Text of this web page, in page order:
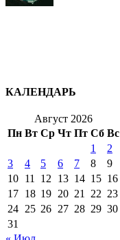
КАЛЕНДАРЬ
Август 2026
Пн Вт Ср Чт Пт Сб Вс
1
2
3
4 5 6 7 8
9
10 11 12 13 14 15 16
17 18 19 20 21 22 23
24 25 26 27 28 29 30
31